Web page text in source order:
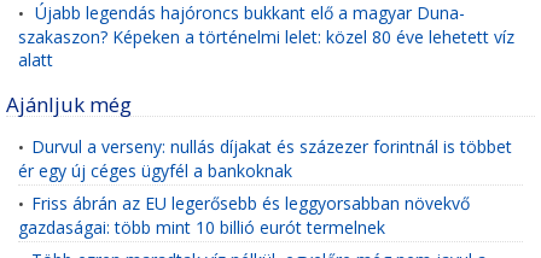
• Újabb legendás hajóroncs bukkant elő a magyar Duna-
szakaszon? Képeken a történelmi lelet: közel 80 éve lehetett víz
alatt
Ajánljuk még
• Durvul a verseny: nullás díjakat és százezer forintnál is többet
ér egy új céges ügyfél a bankoknak
• Friss ábrán az EU legerősebb és leggyorsabban növekvő
gazdaságai: több mint 10 billió eurót termelnek